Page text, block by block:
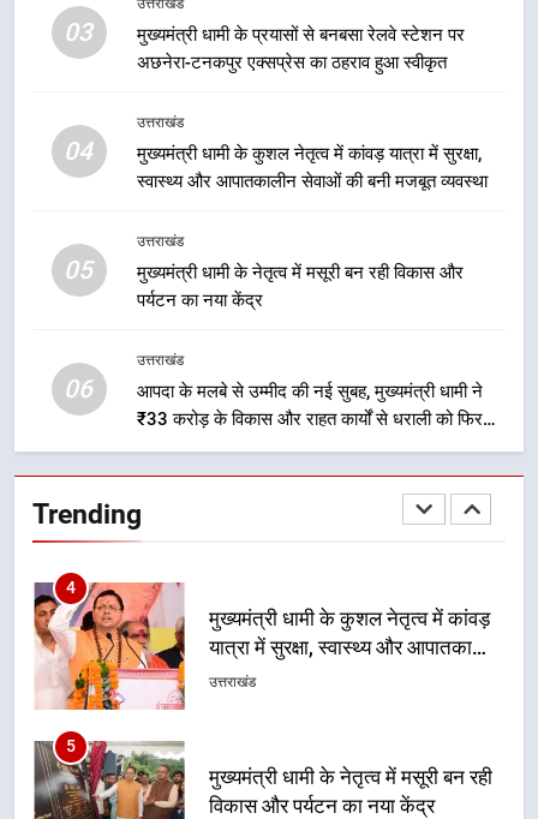
03
मुख्यमंत्री धामी के प्रयासों से बनबसा रेलवे स्टेशन पर
अछनेरा-टनकपुर एक्सप्रेस का ठहराव हुआ स्वीकृत
04
उत्तराखंड
मुख्यमंत्री धामी के कुशल नेतृत्व में कांवड़ यात्रा में सुरक्षा,
स्वास्थ्य और आपातकालीन सेवाओं की बनी मजबूत व्यवस्था
05
उत्तराखंड
मुख्यमंत्री धामी के नेतृत्व में मसूरी बन रही विकास और
पर्यटन का नया केंद्र
06
उत्तराखंड
आपदा के मलबे से उम्मीद की नई सुबह, मुख्यमंत्री धामी ने
₹33 करोड़ के विकास और राहत कार्यों से धराली को फिर
खड़ा कर बनाया भरोसे का प्रतीक
Trending
हुआ मंथन
उत्तराखंड
एमडीडीए बोर्ड बैठक में 25 विकास प्रस्तावों
को मिली मंजूरी, देहरादून-मसूरी के
3
मुख्यमंत्री धामी के प्रयासों से बनबसा रेलवे
यात्रा में सुरक्षा, स्वास्थ्य और आपातकालीन
सेवाओं की बनी मजबूत व्यवस्था
5
मुख्यमंत्री धामी के नेतृत्व में मसूरी बन रही
विकास और पर्यटन का नया केंद्र
उत्तराखंड
6
आपदा के मलबे से उम्मीद की नई सुबह,
मुख्यमंत्री धामी ने ₹33 करोड़ के विकास